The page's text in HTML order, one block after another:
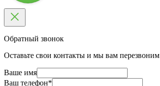
Обратный звонок
Оставьте свои контакты и мы вам перезвоним
Ваше имя
Ваш телефон*